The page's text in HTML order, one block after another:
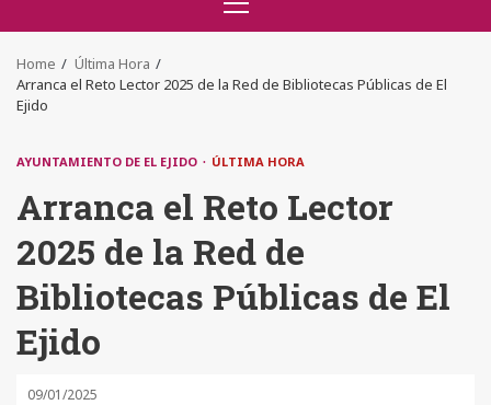
Primary
Menu
Home
Última Hora
Arranca el Reto Lector 2025 de la Red de Bibliotecas Públicas de El
Ejido
AYUNTAMIENTO DE EL EJIDO ÚLTIMA HORA
Arranca el Reto Lector
2025 de la Red de
Bibliotecas Públicas de El
Ejido
09/01/2025